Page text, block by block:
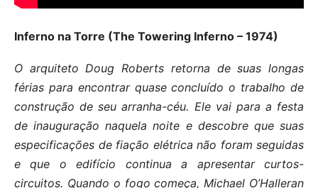
Inferno na Torre (The Towering Inferno – 1974)
O arquiteto Doug Roberts retorna de suas longas
férias para encontrar quase concluído o trabalho de
construção de seu arranha-céu. Ele vai para a festa
de inauguração naquela noite e descobre que suas
especificações de fiação elétrica não foram seguidas
e que o edifício continua a apresentar curtos-
circuitos. Quando o fogo começa, Michael O’Halleran